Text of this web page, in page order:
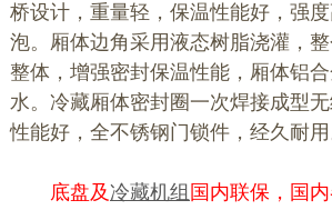
桥设计，重量轻，保温性能好，强
泡。厢体边角采用液态树脂浇灌，
整体，增强密封保温性能，厢体铝
水。冷藏厢体密封圈一次焊接成型
性能好，全不锈钢门锁件，经久耐用
底盘及冷藏机组 国内联保，国